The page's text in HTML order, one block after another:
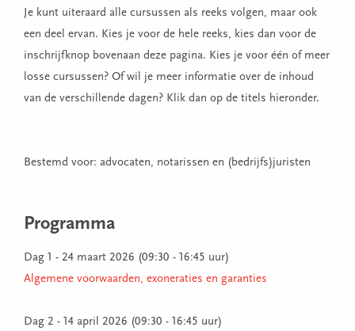
Je kunt uiteraard alle cursussen als reeks volgen, maar ook
een deel ervan. Kies je voor de hele reeks, kies dan voor de
inschrijfknop bovenaan deze pagina. Kies je voor één of meer
losse cursussen? Of wil je meer informatie over de inhoud
van de verschillende dagen? Klik dan op de titels hieronder.
Bestemd voor: advocaten, notarissen en (bedrijfs)juristen
Programma
Dag 1 - 24 maart 2026 (09:30 - 16:45 uur)
Algemene voorwaarden, exoneraties en garanties
Dag 2 - 14 april 2026 (09:30 - 16:45 uur)